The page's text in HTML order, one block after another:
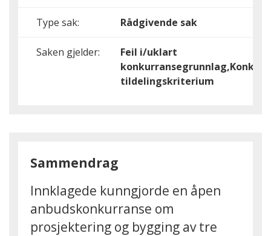
Type sak: Rådgivende sak
Saken gjelder:
Feil i/uklart
tildelingskriterium
Sammendrag
Innklagede kunngjorde en åpen
anbudskonkurranse om
prosjektering og bygging av tre